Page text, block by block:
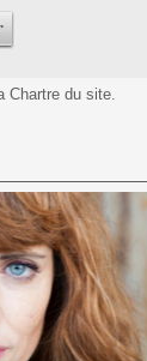
Chartre du site.